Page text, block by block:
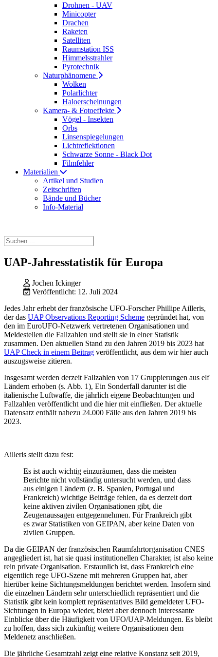
Drohnen - UAV
Minicopter
Drachen
Raketen
Satelliten
Raumstation ISS
Himmelsstrahler
Pyrotechnik
Naturphänomene
Wolken
Polarlichter
Haloerscheinungen
Kamera- & Fotoeffekte
Vögel - Insekten
Orbs
Linsenspiegelungen
Lichtreflektionen
Schwarze Sonne - Black Dot
Filmfehler
Materialien
Artikel und Studien
Zeitschriften
Bände und Bücher
Info-Material
UAP-Jahresstatistik für Europa
Jochen Ickinger
Veröffentlicht: 12. Juli 2024
Jedes Jahr erhebt der französische UFO-Forscher Phillipe Ailleris,
der das UAP Observations Reporting Scheme gegründet hat, von
den im EuroUFO-Netzwerk vertretenen Organisationen und
Meldestellen die Fallzahlen und stellt sie in einer Statistik
zusammen. Den aktuellen Stand zu den Jahren 2019 bis 2023 hat
UAP Check in einem Beitrag veröffentlicht, aus dem wir hier auch
auszugsweise zitieren.
Insgesamt werden derzeit Fallzahlen von 17 Gruppierungen aus elf
Ländern erhoben (s. Abb. 1), Ein Sonderfall darunter ist die
italienische Luftwaffe, die jährlich eigene Beobachtungen und
Fallzahlen veröffentlicht und die hier mit einfließen. Der aktuelle
Datensatz enthält nahezu 24.000 Fälle aus den Jahren 2019 bis
2023.
Ailleris stellt dazu fest:
Es ist auch wichtig einzuräumen, dass die meisten
Berichte nicht vollständig untersucht werden, und dass
aus einigen Ländern (z. B. Spanien, Portugal und
Frankreich) wichtige Beiträge fehlen, da es derzeit dort
keine aktiven zivilen Organisationen gibt, die
Zeugenaussagen entgegennehmen. Für Frankreich gibt
es zwar Statistiken von GEIPAN, aber keine Daten von
zivilen Gruppen.
Da die GEIPAN der französischen Raumfahrtorganisation CNES
angegliedert ist, hat sie quasi institutionellen Charakter, ist also keine
rein private Organisation. Erstaunlich ist, dass Frankreich eine
eigentlich rege UFO-Szene mit mehreren Gruppen hat, aber
hierüber keine Sichtungsmeldungen berichtet werden. Insofern sind
die einzelnen Ländern sehr unterschiedlich repräsentiert und die
Statistik gibt kein komplett repräsentatives Bild gemeldeter UFO-
Sichtungen in Europa wieder, bietet aber dennoch interessante
Einblicke über die Häufigkeit von UFO/UAP-Meldungen. Es bleibt
zu hoffen, dass sich zukünftig weitere Organisationen dem
Meldenetz anschließen.
Die jährliche Gesamtzahl zeigt eine relative Konstanz seit 2019,